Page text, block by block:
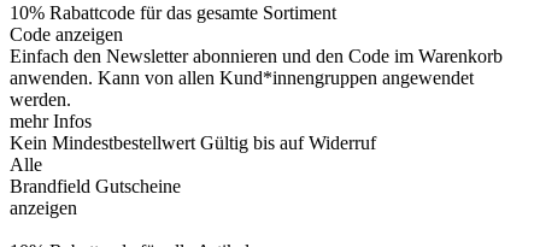
10% Rabattcode für das gesamte Sortiment
Code anzeigen
Einfach den Newsletter abonnieren und den Code im Warenkorb
anwenden. Kann von allen Kund*innengruppen angewendet
werden.
mehr Infos
Kein Mindestbestellwert Gültig bis auf Widerruf
Alle
Brandfield Gutscheine
anzeigen